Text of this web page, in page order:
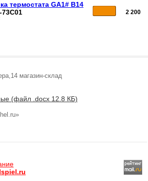
термостата GA1# B14
73C01
2 200
магазин-склад
(файл .docx 12.8 КБ)